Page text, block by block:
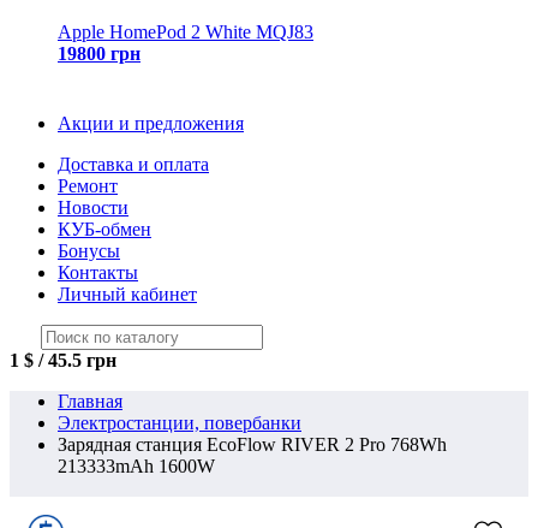
Apple HomePod 2 White MQJ83
19800 грн
Акции и предложения
Доставка и оплата
Ремонт
Новости
КУБ-обмен
Бонусы
Контакты
Личный кабинет
1 $ / 45.5 грн
Главная
Электростанции, повербанки
Зарядная станция EcoFlow RIVER 2 Pro 768Wh
213333mAh 1600W